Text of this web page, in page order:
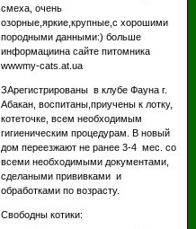
смеха, очень
озорные,яркие,крупные,с хорошими
породными данными:) больше
информациина сайте питомника
wwwmy-cats.at.ua
ЗАрегистрированы в клубе Фауна г.
Абакан, воспитаны,приучены к лотку,
котеточке, всем необходимым
гигиеническим процедурам. В новый
дом переезжают не ранее 3-4 мес. со
всеми необходимыми документами,
сделаными прививками и
обработками по возрасту.
Свободны котики: